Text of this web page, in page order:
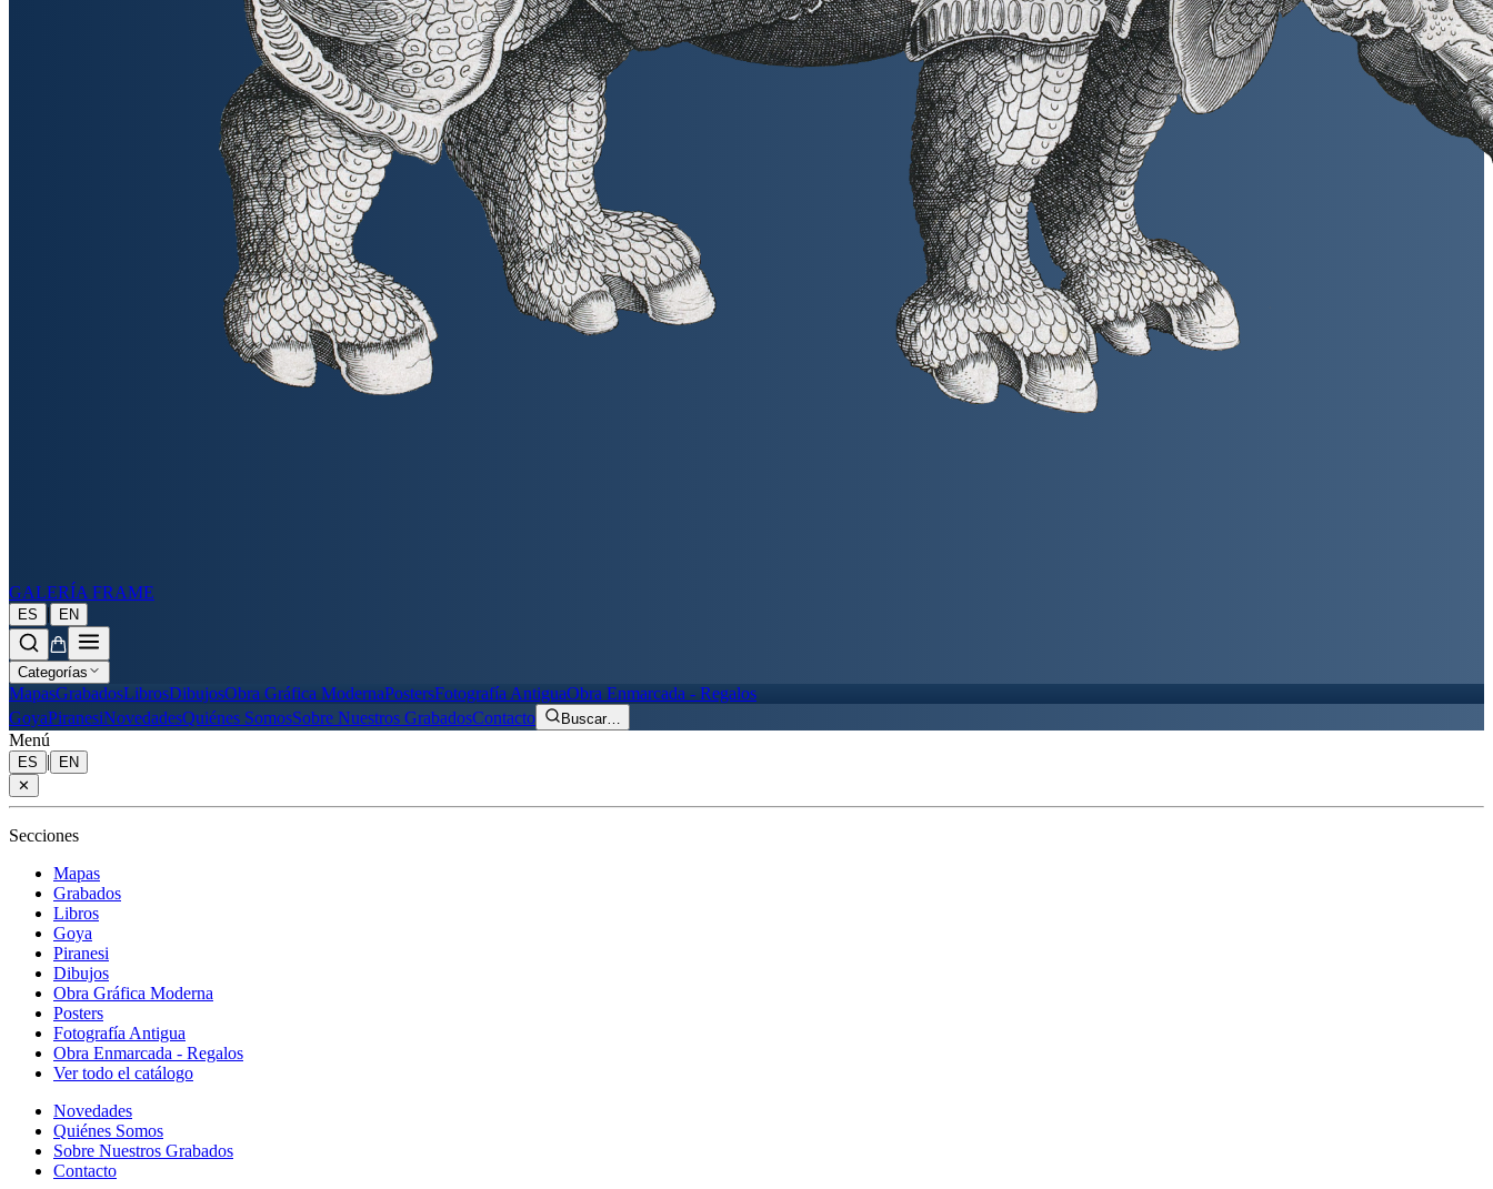
GALERÍA FRAME
ES | EN
Categorías
MapasGrabadosLibrosDibujosObra Gráfica ModernaPostersFotografía AntiguaObra Enmarcada - Regalos
GoyaPiranesiNovedadesQuiénes SomosSobre Nuestros GrabadosContacto Buscar…
Menú
ES |
EN
✕
Secciones
Mapas
Grabados
Libros
Goya
Piranesi
Dibujos
Obra Gráfica Moderna
Posters
Fotografía Antigua
Obra Enmarcada - Regalos
Ver todo el catálogo
Novedades
Quiénes Somos
Sobre Nuestros Grabados
Contacto